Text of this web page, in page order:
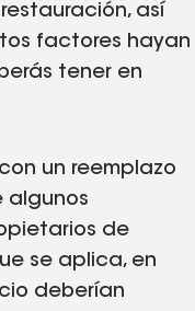
así
factores hayan
tener en
un reemplazo
algunos
de
se aplica, en
deberían